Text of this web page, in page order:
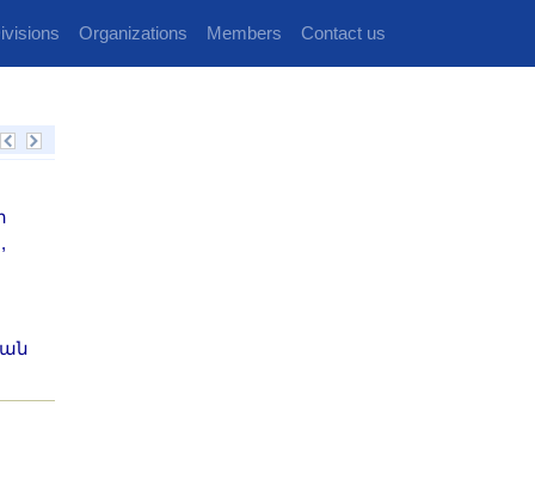
Organizations Members Contact us